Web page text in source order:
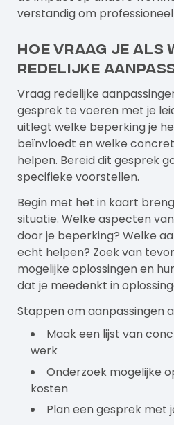
verstandig om
Hoe vraag je als
redelijke
Vraag redelijke
gesprek te voeren met je
uitlegt welke beperking je
beïnvloedt en welke
helpen. Bereid dit gesprek
specifieke voorstellen.
Begin met het in kaart
situatie. Welke aspecten
door je beperking? Welke
echt helpen? Zoek van
mogelijke oplossingen en
dat je meedenkt in
Stappen om aanpassingen
Maak een lijst van
werk
Onderzoek mogelijke
kosten
Plan een gesprek met